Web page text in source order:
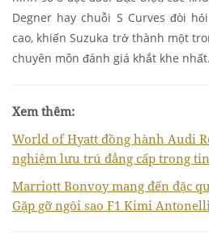
Degner hay chuỗi S Curves đòi
cao, khiến Suzuka trở thành một
chuyên môn đánh giá khắt khe nhất.
Xem thêm:
World of Hyatt đồng hành Audi
nghiệm lưu trú đẳng cấp trong
Marriott Bonvoy mang đến đặc
Gặp gỡ ngôi sao F1 Kimi